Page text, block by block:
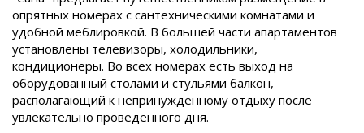
опрятных номерах с сантехническими комнатами и
удобной меблировкой. В большей части апартаментов
установлены телевизоры, холодильники,
кондиционеры. Во всех номерах есть выход на
оборудованный столами и стульями балкон,
располагающий к непринужденному отдыху после
увлекательно проведенного дня.